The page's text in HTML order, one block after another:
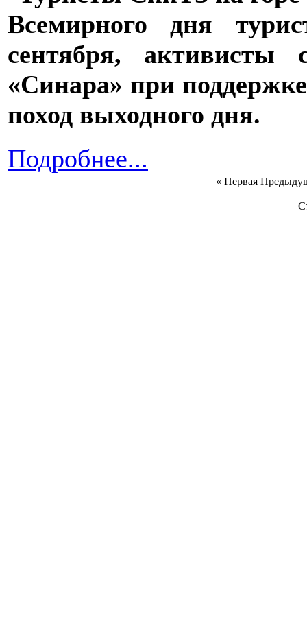
Всемирного дня
сентября, активисты
«Синара» при
поход выходного дня.
Подробнее...
« Первая